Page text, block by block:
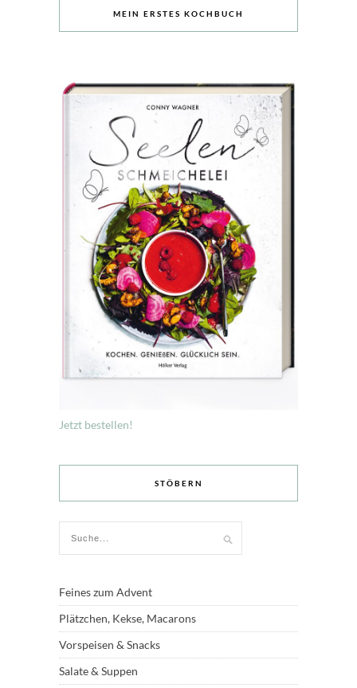
MEIN ERSTES KOCHBUCH
Jetzt bestellen!
STÖBERN
Feines zum Advent
Plätzchen, Kekse, Macarons
Vorspeisen & Snacks
Salate & Suppen